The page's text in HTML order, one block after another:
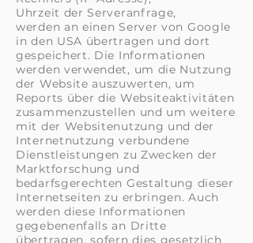
Uhrzeit der Serveranfrage,
werden an einen Server von Google
in den USA übertragen und dort
gespeichert. Die Informationen
werden verwendet, um die Nutzung
der Website auszuwerten, um
Reports über die Websiteaktivitäten
zusammenzustellen und um weitere
mit der Websitenutzung und der
Internetnutzung verbundene
Dienstleistungen zu Zwecken der
Marktforschung und
bedarfsgerechten Gestaltung dieser
Internetseiten zu erbringen. Auch
werden diese Informationen
gegebenenfalls an Dritte
übertragen, sofern dies gesetzlich